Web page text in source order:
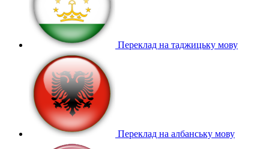
Переклад на таджицьку мову
Переклад на албанську мову